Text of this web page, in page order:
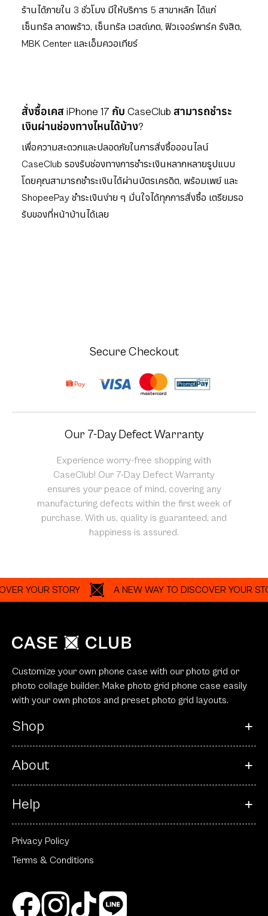
ร้านได้ภายใน 3 ชั่วโมง มีให้บริการ 5 สาขาหลัก ได้แก่
เซ็นทรัล ลาดพร้าว, เซ็นทรัล เวสต์เกต, ฟิวเจอร์พาร์ค รังสิต,
MBK Center และเอ็มควอเทียร์
สั่งซื้อเคส iPhone 17 กับ CaseClub สามารถชำระ
เงินผ่านช่องทางไหนได้บ้าง?
เพื่อความสะดวกและปลอดภัยในการสั่งซื้อออนไลน์
CaseClub รองรับช่องทางการชำระเงินหลากหลายรูปแบบ
โดยคุณสามารถชำระเงินได้ผ่านบัตรเครดิต, พร้อมเพย์ และ
ShopeePay ชำระเงินง่าย ๆ มั่นใจได้ทุกการสั่งซื้อ เตรียมรอ
รับของที่หน้าบ้านได้เลย
Secure Checkout
Our 7-Day Defect Warranty
Experience worry-free shopping with
CaseClub! Our 7-Day Defect Warranty
ensures your peace of mind, covering any
manufacturing defects within the first week of
purchase. With us, quality is guaranteed, and
happiness is assured.
STORY A NEW WAY TO DISCOVER YOUR STORY
Customize your own phone case with our photo grid or
photo collage builder. Make photo grid phone case easily
with your own photos and preset photo grid layouts.
Shop
About
Help
Privacy Policy
Terms & Conditions